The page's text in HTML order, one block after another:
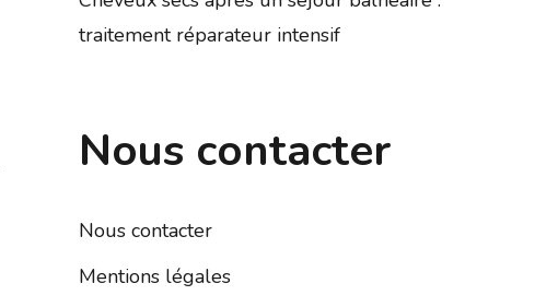
traitement réparateur intensif
Nous contacter
Nous contacter
Mentions légales